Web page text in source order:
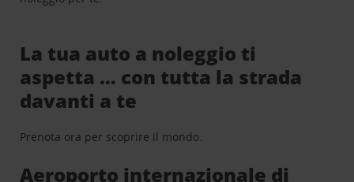
La tua auto a noleggio ti
aspetta … con tutta la strada
davanti a te
Prenota ora per scoprire il mondo.
Aeroporto internazionale di